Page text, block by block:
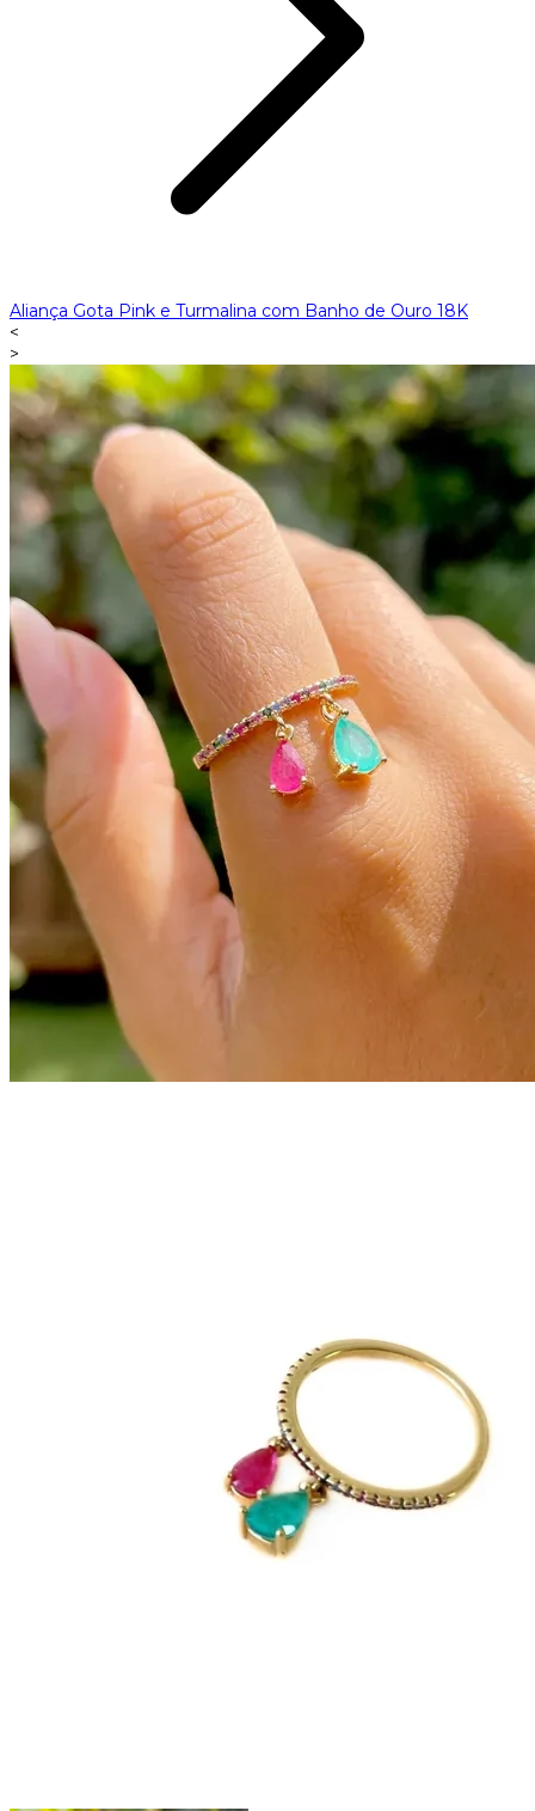
Aliança Gota Pink e Turmalina com Banho de Ouro 18K
<
>